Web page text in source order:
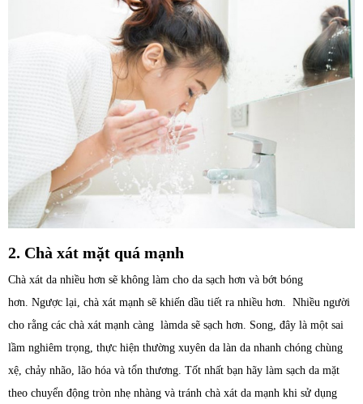
2. Chà xát mặt quá mạnh
Chà xát da nhiều hơn sẽ không làm cho da sạch hơn và bớt bóng
hơn. Ngược lại, chà xát mạnh sẽ khiến dầu tiết ra nhiều hơn. Nhiều người
cho rằng các chà xát mạnh càng làmda sẽ sạch hơn. Song, đây là một sai
lầm nghiêm trọng, thực hiện thường xuyên da làn da nhanh chóng chùng
xệ, chảy nhão, lão hóa và tổn thương. Tốt nhất bạn hãy làm sạch da mặt
theo chuyển động tròn nhẹ nhàng và tránh chà xát da mạnh khi sử dụng